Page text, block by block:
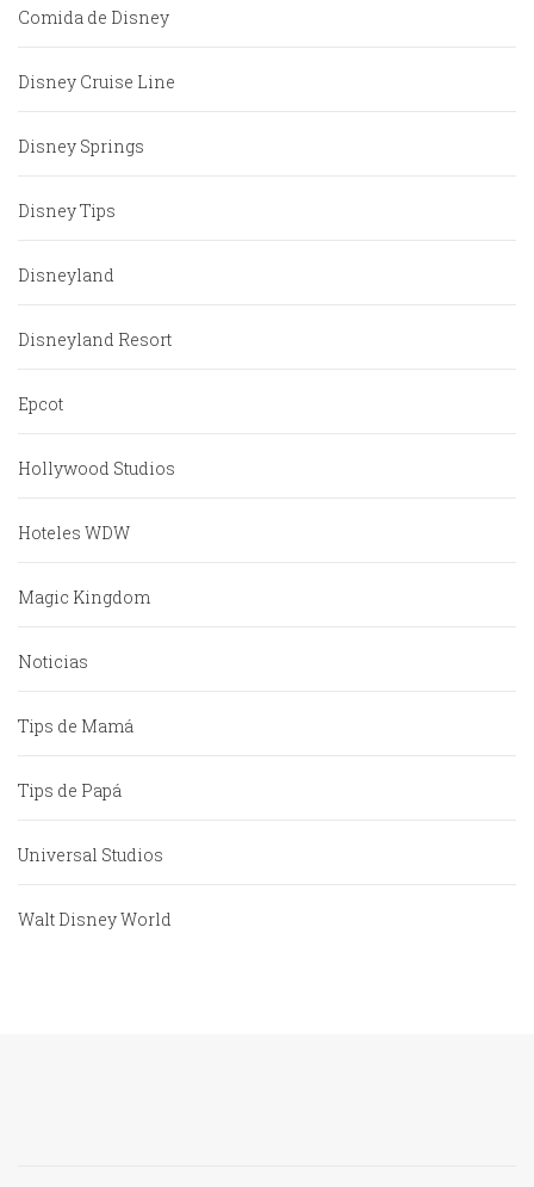
Comida de Disney
Disney Cruise Line
Disney Springs
Disney Tips
Disneyland
Disneyland Resort
Epcot
Hollywood Studios
Hoteles WDW
Magic Kingdom
Noticias
Tips de Mamá
Tips de Papá
Universal Studios
Walt Disney World